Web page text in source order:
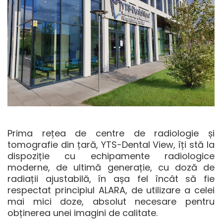
Prima rețea de centre de radiologie și
tomografie din țară, YTS-Dental View, îți stă la
dispoziție cu echipamente radiologice
moderne, de ultimă generație, cu doză de
radiații ajustabilă, în așa fel încât să fie
respectat principiul ALARA, de utilizare a celei
mai mici doze, absolut necesare pentru
obținerea unei imagini de calitate.